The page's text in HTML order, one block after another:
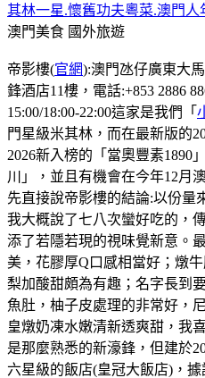
其林一星.懷舊功夫粵菜.澳門人
澳門美食 國外旅遊
帝影樓(官網):澳門氹仔廣東大
鋒酒店11樓，電話:+853 2886
15:00/18:00-22:00這家是我們「
門星級米其林，而在最新版的
2026新入榜的「當奧豐素1890
川」，並且有機會在今年12月
先直接說帝影樓的結論:以份量
我大概說了七八次蠻好吃的，
添了若隱若現的視味覺新意。
美，花膠厚Q口感相當好；燉
梨加酸甜頗為有趣；名字長到
魚肚，柚子皮處理的非常好，
皇燉奶凍水嫩清新透爽甜，我
是那麼熟悉的新濠鋒，但建於
六星級的飯店(皇冠大飯店)，